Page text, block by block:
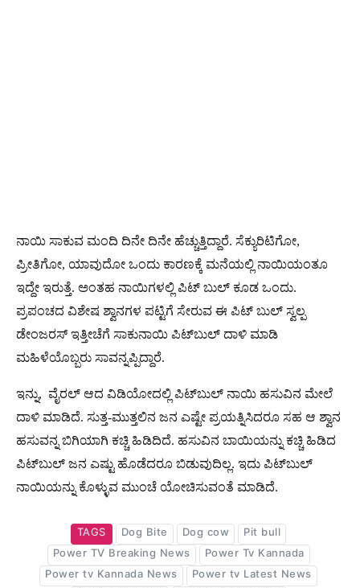
ನಾಯಿ ಸಾಕುವ ಮಂದಿ ದಿನೇ ದಿನೇ ಹೆಚ್ಚುತ್ತಿದ್ದಾರೆ. ಸೆಕ್ಯುರಿಟಿಗೋ,
ಪ್ರೀತಿಗೋ, ಯಾವುದೋ ಒಂದು ಕಾರಣಕ್ಕೆ ಮನೆಯಲ್ಲಿ ನಾಯಿಯಂತೂ
ಇದ್ದೇ ಇರುತ್ತೆ. ಅಂತಹ ನಾಯಿಗಳಲ್ಲಿ ಪಿಟ್ ಬುಲ್ ಕೂಡ ಒಂದು.
ಪ್ರಪಂಚದ ವಿಶೇಷ ಶ್ವಾನಗಳ ಪಟ್ಟಿಗೆ ಸೇರುವ ಈ ಪಿಟ್ ಬುಲ್ ಸ್ವಲ್ಪ
ಡೇಂಜರಸ್​ ಇತ್ತೀಚೆಗೆ ಸಾಕುನಾಯಿ ಪಿಟ್​ಬುಲ್​ ದಾಳಿ ಮಾಡಿ
ಮಹಿಳೆಯೊಬ್ಬರು ಸಾವನ್ನಪ್ಪಿದ್ದಾರೆ.
ಇನ್ನು, ವೈರಲ್​ ಆದ ವಿಡಿಯೋದಲ್ಲಿ ಪಿಟ್​ಬುಲ್​ ನಾಯಿ ಹಸುವಿನ ಮೇಲೆ
ದಾಳಿ ಮಾಡಿದೆ. ಸುತ್ತ-ಮುತ್ತಲಿನ ಜನ ಎಷ್ಟೇ ಪ್ರಯತ್ನಿಸಿದರೂ ಸಹ ಆ ಶ್ವಾನ
ಹಸುವನ್ನ ಬಿಗಿಯಾಗಿ ಕಚ್ಚಿ ಹಿಡಿದಿದೆ. ಹಸುವಿನ ಬಾಯಿಯನ್ನು ಕಚ್ಚಿ ಹಿಡಿದ
ಪಿಟ್​ಬುಲ್​ ಜನ ಎಷ್ಟು ಹೊಡೆದರೂ ಬಿಡುವುದಿಲ್ಲ. ಇದು ಪಿಟ್​ಬುಲ್​
ನಾಯಿಯನ್ನು ಕೊಳ್ಳುವ ಮುಂಚೆ ಯೋಚಿಸುವಂತೆ ಮಾಡಿದೆ.
TAGS Dog Bite Dog cow
Pit bull
Power TV Breaking News
Power Tv Kannada
Power tv Kannada News
Power tv Latest News